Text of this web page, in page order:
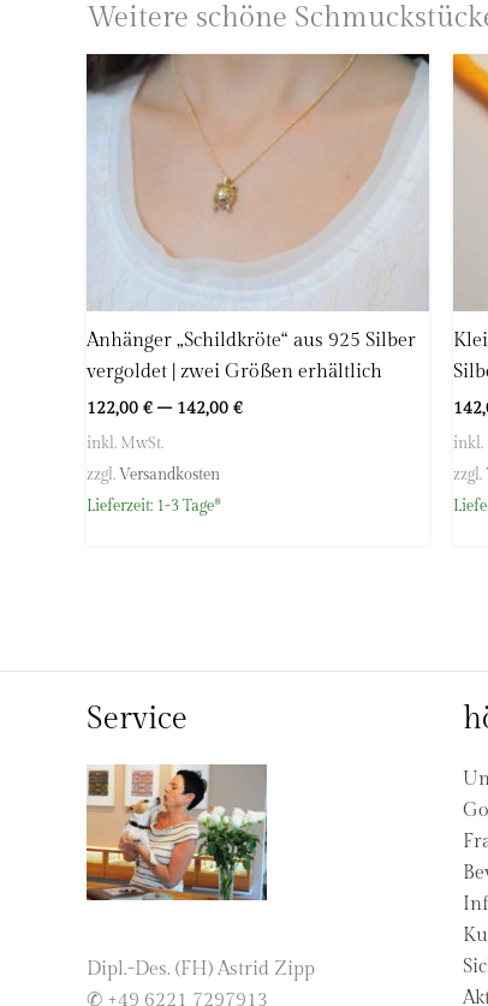
höllwerk
Kleingemünder Straße 12
69118 Heidelberg
Deutschland
info@hoellwerk.de
Weitere schöne
Anhänger „Schildkröte“ aus 925 Silber
vergoldet | zwei Größen erhältlich
122,00 € – 142,00 €
inkl. MwSt.
zzgl. Versandkosten
Lieferzeit: 1-3 Tage*
inkl.
zzgl.
Service
Dipl.-Des. (FH) Astrid Zipp
✆ +49 6221 7297913